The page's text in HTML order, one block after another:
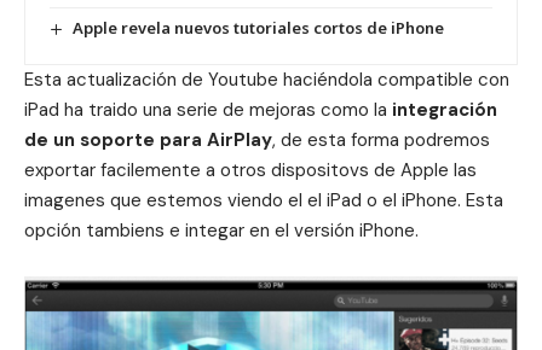
Apple revela nuevos tutoriales cortos de iPhone
Esta actualización de Youtube haciéndola compatible con
iPad ha traido una serie de mejoras como la integración
de un soporte para AirPlay, de esta forma podremos
exportar facilemente a otros dispositovs de Apple las
imagenes que estemos viendo el el iPad o el iPhone. Esta
opción tambiens e integar en el versión iPhone.